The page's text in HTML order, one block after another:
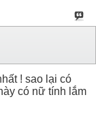
! sao lại có
có nữ tính lắm